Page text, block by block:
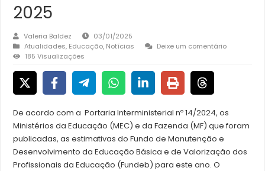
2025
Valeria Baldez
03/01/2025
Atualidades, Educação, Notícias
Deixe um comentário
185 Visualizações
De acordo com a Portaria Interministerial nº 14/2024, os
Ministérios da Educação (MEC) e da Fazenda (MF) que foram
publicadas, as estimativas do Fundo de Manutenção e
Desenvolvimento da Educação Básica e de Valorização dos
Profissionais da Educação (Fundeb) para este ano. O